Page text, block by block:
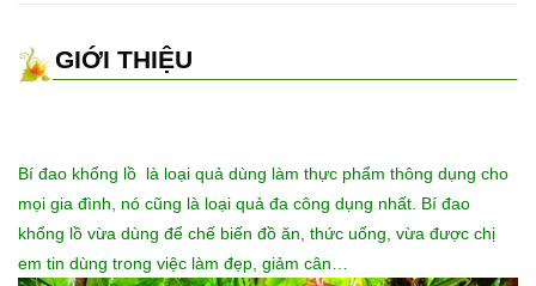
GIỚI THIỆU
Bí đao khổng lồ là loại quả dùng làm thực phẩm thông dụng cho
mọi gia đình, nó cũng là loại quả đa công dụng nhất. Bí đao
khổng lồ vừa dùng để chế biến đồ ăn, thức uống, vừa được chị
em tin dùng trong việc làm đẹp, giảm cân…